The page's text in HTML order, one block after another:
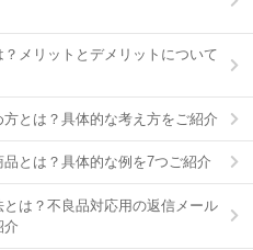
メリットとデメリットについて
とは？具体的な考え方をご紹介
とは？具体的な例を7つご紹介
は？不良品対応用の返信メール
介